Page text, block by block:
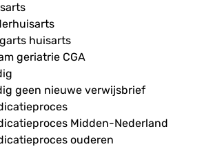
huisarts
geriatrie CGA
geen nieuwe verwijsbrief
Midden-Nederland
ouderen